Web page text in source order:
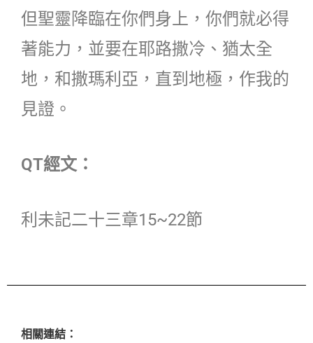
但聖靈降臨在你們身上，你們就必得
著能力，並要在耶路撒冷、猶太全
地，和撒瑪利亞，直到地極，作我的
見證。
QT經文：
利未記二十三章15~22節
相關連結：